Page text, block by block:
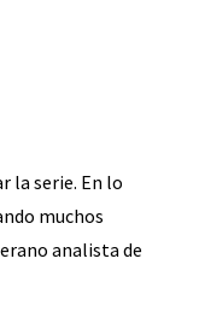
la serie. En lo
muchos
analista de